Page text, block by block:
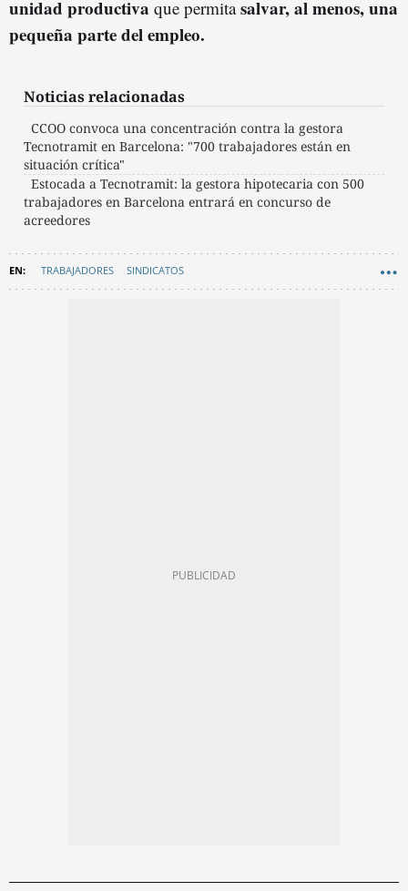
unidad productiva que permitasalvar, al menos, una
pequeña parte del empleo.
Noticias relacionadas
CCOO convoca una concentración contra la gestora
Tecnotramit en Barcelona: "700 trabajadores están en
situación crítica"
Estocada a Tecnotramit: la gestora hipotecaria con 500
trabajadores en Barcelona entrará en concurso de
acreedores
TRABAJADORES SINDICATOS